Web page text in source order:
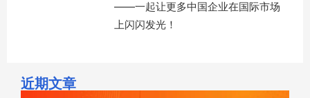
——一起让更多中国企业在国际市场
上闪闪发光！
近期文章